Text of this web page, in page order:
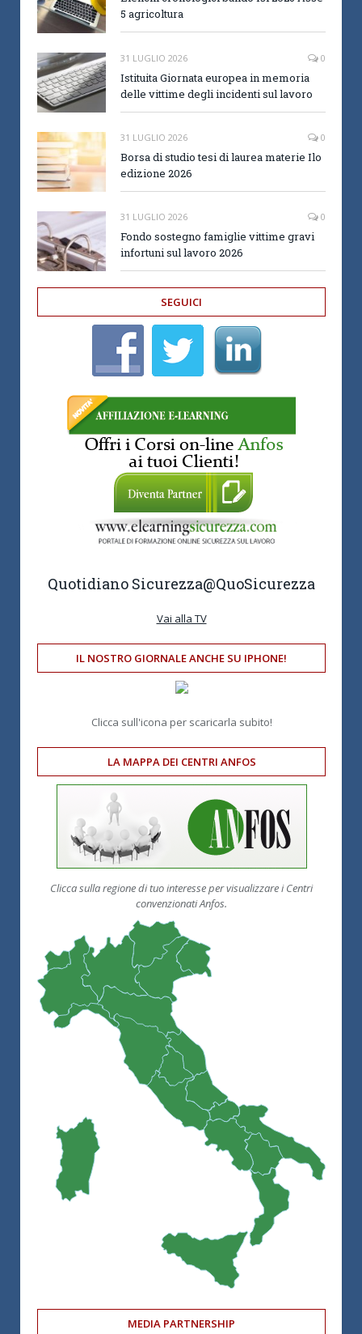
5 agricoltura
31 LUGLIO 2026 0
Istituita Giornata europea in memoria
delle vittime degli incidenti sul lavoro
31 LUGLIO 2026 0
Borsa di studio tesi di laurea materie Ilo
edizione 2026
31 LUGLIO 2026 0
Fondo sostegno famiglie vittime gravi
infortuni sul lavoro 2026
SEGUICI
Quotidiano Sicurezza@QuoSicurezza
Vai alla TV
IL NOSTRO GIORNALE ANCHE SU IPHONE!
Clicca sull'icona per scaricarla subito!
LA MAPPA DEI CENTRI ANFOS
Clicca sulla regione di tuo interesse per visualizzare i Centri
convenzionati Anfos.
MEDIA PARTNERSHIP